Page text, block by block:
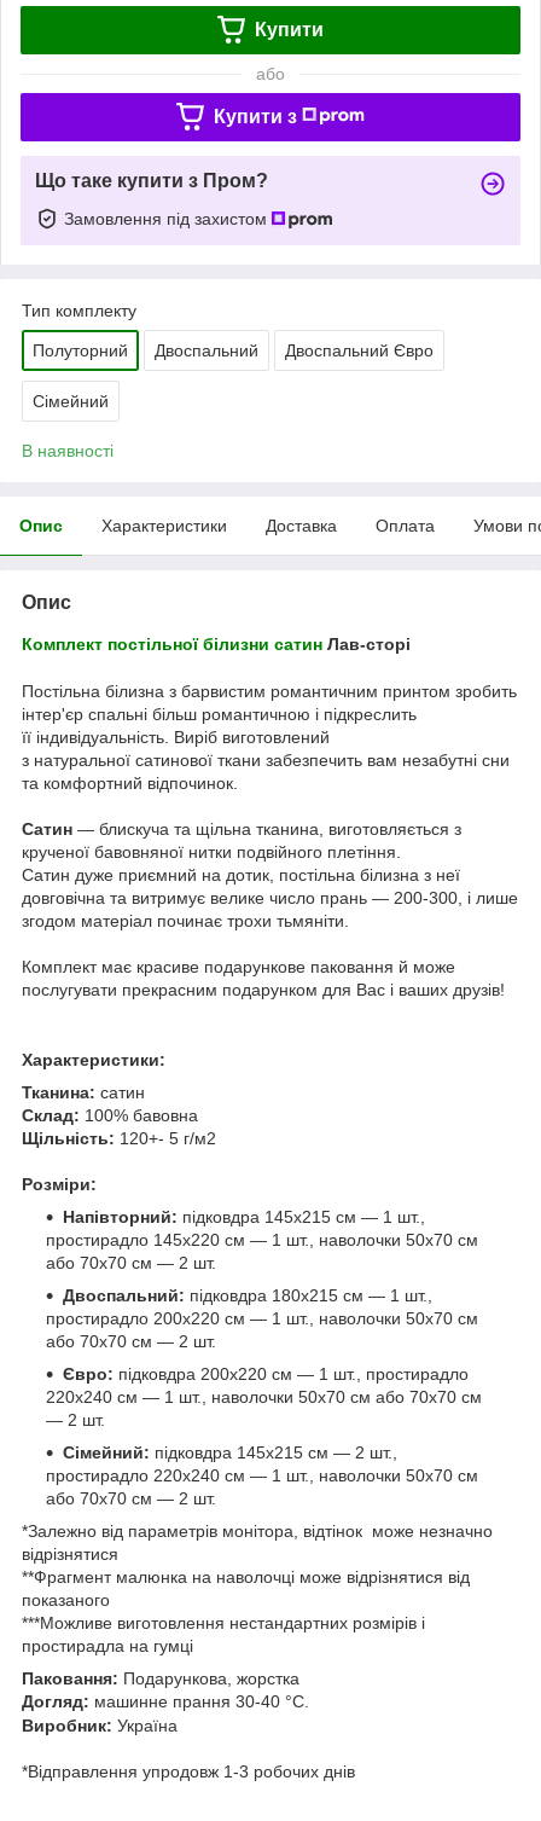
Купити
або
Купити з
Що таке купити з Пром?
Замовлення під захистом
Тип комплекту
Полуторний Двоспальний Двоспальний Євро
Сімейний
В наявності
Опис Характеристики Доставка Оплата Умови
Опис
Комплект постільної білизни сатин Лав-сторі
Постільна білизна з барвистим романтичним принтом зробить
інтер'єр спальні більш романтичною і підкреслить
її індивідуальність. Виріб виготовлений
з натуральної сатинової ткани забезпечить вам незабутні сни
та комфортний відпочинок.
Сатин — блискуча та щільна тканина, виготовляється з
крученої бавовняної нитки подвійного плетіння.
Сатин дуже приємний на дотик, постільна білизна з неї
довговічна та витримує велике число прань — 200-300, і лише
згодом матеріал починає трохи тьмяніти.
Комплект має красиве подарункове паковання й може
послугувати прекрасним подарунком для Вас і ваших друзів!
Характеристики:
Тканина: сатин
Склад: 100% бавовна
Щільність: 120+- 5 г/м2
Розміри:
Напівторний: підковдра 145х215 см — 1 шт.,
простирадло 145х220 см — 1 шт., наволочки 50х70 см
або 70х70 см — 2 шт.
Двоспальний: підковдра 180х215 см — 1 шт.,
простирадло 200х220 см — 1 шт., наволочки 50х70 см
або 70х70 см — 2 шт.
Євро: підковдра 200х220 см — 1 шт., простирадло
220х240 см — 1 шт., наволочки 50х70 см або 70х70 см
— 2 шт.
Сімейний: підковдра 145х215 см — 2 шт.,
простирадло 220х240 см — 1 шт., наволочки 50х70 см
або 70х70 см — 2 шт.
*Залежно від параметрів монітора, відтінок може незначно
відрізнятися
**Фрагмент малюнка на наволочці може відрізнятися від
показаного
***Можливе виготовлення нестандартних розмірів і
простирадла на гумці
Паковання: Подарункова, жорстка
Догляд: машинне прання 30-40 °C.
Виробник: Україна
*Відправлення упродовж 1-3 робочих днів